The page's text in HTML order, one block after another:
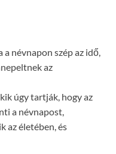
a névnapon szép az idő,
az
úgy tartják, hogy az
a névnapost,
az életében, és